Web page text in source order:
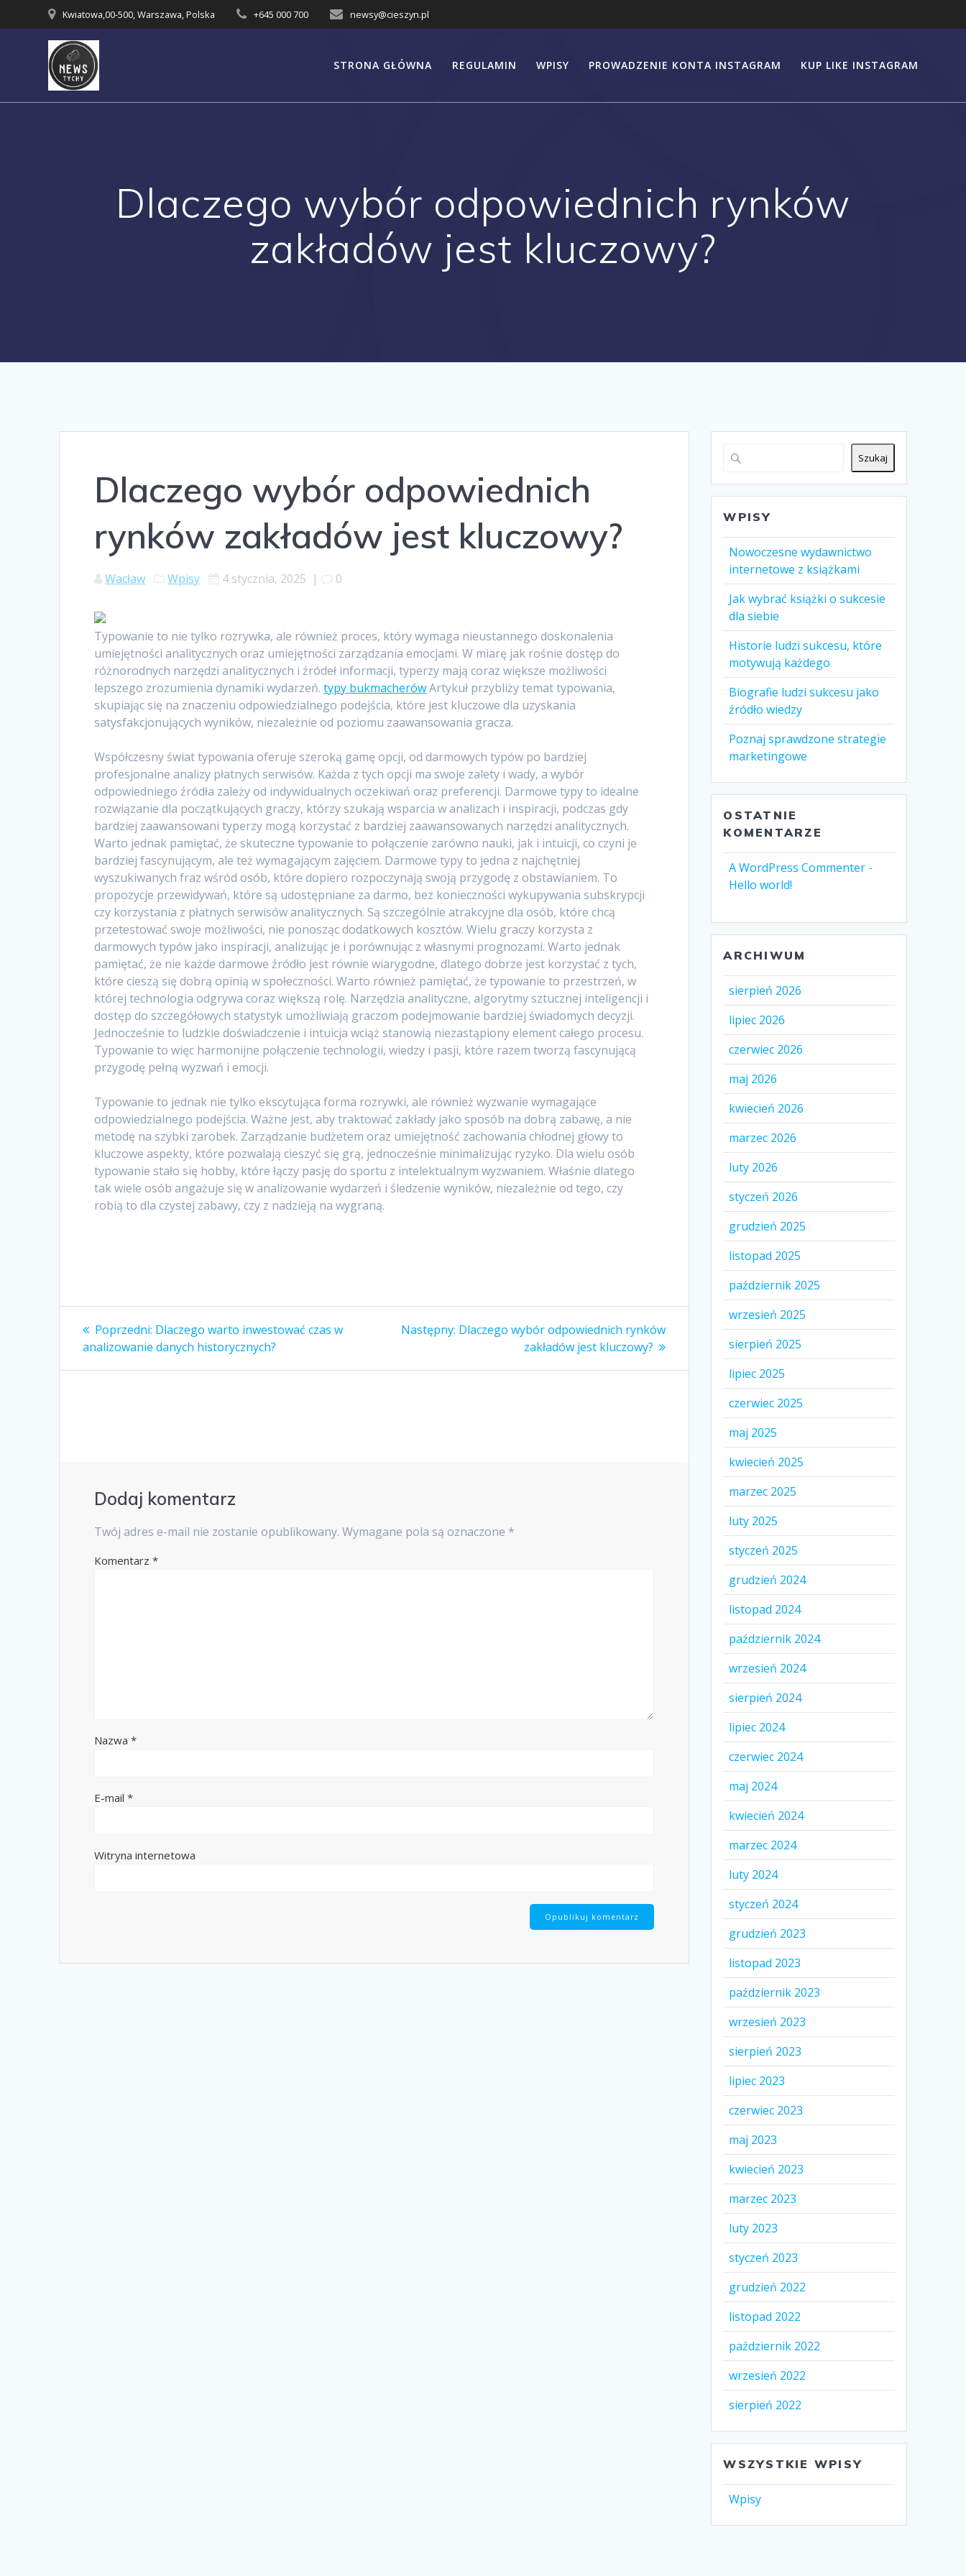
to
Kwiatowa,00-500, Warszawa, Polska +645 000 700 newsy@cieszyn.pl
STRONA GŁÓWNA REGULAMIN WPISY PROWADZENIE KONTA INSTAGRAM KUP LIKE INSTAGRAM
Dlaczego wybór odpowiednich rynków
zakładów jest kluczowy?
Dlaczego wybór odpowiednich
rynków zakładów jest kluczowy?
Wacław Wpisy 4 stycznia, 2025 | 0
Typowanie to nie tylko rozrywka, ale również proces, który wymaga nieustannego doskonalenia
umiejętności analitycznych oraz umiejętności zarządzania emocjami. W miarę jak rośnie dostęp do
różnorodnych narzędzi analitycznych i źródeł informacji, typerzy mają coraz większe możliwości
lepszego zrozumienia dynamiki wydarzeń.typy bukmacherówArtykuł przybliży temat typowania,
skupiając się na znaczeniu odpowiedzialnego podejścia, które jest kluczowe dla uzyskania
satysfakcjonujących wyników, niezależnie od poziomu zaawansowania gracza.
Współczesny świat typowania oferuje szeroką gamę opcji, od darmowych typów po bardziej
profesjonalne analizy płatnych serwisów. Każda z tych opcji ma swoje zalety i wady, a wybór
odpowiedniego źródła zależy od indywidualnych oczekiwań oraz preferencji. Darmowe typy to idealne
rozwiązanie dla początkujących graczy, którzy szukają wsparcia w analizach i inspiracji, podczas gdy
bardziej zaawansowani typerzy mogą korzystać z bardziej zaawansowanych narzędzi analitycznych.
Warto jednak pamiętać, że skuteczne typowanie to połączenie zarówno nauki, jak i intuicji, co czyni je
bardziej fascynującym, ale też wymagającym zajęciem. Darmowe typy to jedna z najchętniej
wyszukiwanych fraz wśród osób, które dopiero rozpoczynają swoją przygodę z obstawianiem. To
propozycje przewidywań, które są udostępniane za darmo, bez konieczności wykupywania subskrypcji
czy korzystania z płatnych serwisów analitycznych. Są szczególnie atrakcyjne dla osób, które chcą
przetestować swoje możliwości, nie ponosząc dodatkowych kosztów. Wielu graczy korzysta z
darmowych typów jako inspiracji, analizując je i porównując z własnymi prognozami. Warto jednak
pamiętać, że nie każde darmowe źródło jest równie wiarygodne, dlatego dobrze jest korzystać z tych,
które cieszą się dobrą opinią w społeczności. Warto również pamiętać, że typowanie to przestrzeń, w
której technologia odgrywa coraz większą rolę. Narzędzia analityczne, algorytmy sztucznej inteligencji i
dostęp do szczegółowych statystyk umożliwiają graczom podejmowanie bardziej świadomych decyzji.
Jednocześnie to ludzkie doświadczenie i intuicja wciąż stanowią niezastąpiony element całego procesu.
Typowanie to więc harmonijne połączenie technologii, wiedzy i pasji, które razem tworzą fascynującą
przygodę pełną wyzwań i emocji.
Typowanie to jednak nie tylko ekscytująca forma rozrywki, ale również wyzwanie wymagające
odpowiedzialnego podejścia. Ważne jest, aby traktować zakłady jako sposób na dobrą zabawę, a nie
metodę na szybki zarobek. Zarządzanie budżetem oraz umiejętność zachowania chłodnej głowy to
kluczowe aspekty, które pozwalają cieszyć się grą, jednocześnie minimalizując ryzyko. Dla wielu osób
typowanie stało się hobby, które łączy pasję do sportu z intelektualnym wyzwaniem. Właśnie dlatego
tak wiele osób angażuje się w analizowanie wydarzeń i śledzenie wyników, niezależnie od tego, czy
robią to dla czystej zabawy, czy z nadzieją na wygraną.
Nawigacja
wpisu
Poprzedni: Poprzedni
wpis:
Dlaczego warto inwestować czas w
analizowanie danych historycznych?
Następny: Następny
Dlaczego wybór odpowiednich rynków
zakładów jest kluczowy?
Dodaj komentarz
Twój adres e-mail nie zostanie opublikowany. Wymagane pola są oznaczone *
Komentarz*
Nazwa*
E-mail*
Witryna internetowa
Szukaj
WPISY
Nowoczesne wydawnictwo
internetowe z książkami
Jak wybrać książki o sukcesie
dla siebie
Historie ludzi sukcesu, które
motywują każdego
Biografie ludzi sukcesu jako
źródło wiedzy
Poznaj sprawdzone strategie
marketingowe
OSTATNIE
KOMENTARZE
A WordPress Commenter -
Hello world!
ARCHIWUM
sierpień 2026
lipiec 2026
czerwiec 2026
maj 2026
kwiecień 2026
marzec 2026
luty 2026
styczeń 2026
grudzień 2025
listopad 2025
październik 2025
wrzesień 2025
sierpień 2025
lipiec 2025
czerwiec 2025
maj 2025
kwiecień 2025
marzec 2025
luty 2025
styczeń 2025
grudzień 2024
listopad 2024
październik 2024
wrzesień 2024
sierpień 2024
lipiec 2024
czerwiec 2024
maj 2024
kwiecień 2024
marzec 2024
luty 2024
styczeń 2024
grudzień 2023
listopad 2023
październik 2023
wrzesień 2023
sierpień 2023
lipiec 2023
czerwiec 2023
maj 2023
kwiecień 2023
marzec 2023
luty 2023
styczeń 2023
grudzień 2022
listopad 2022
październik 2022
wrzesień 2022
sierpień 2022
WSZYSTKIE WPISY
Wpisy